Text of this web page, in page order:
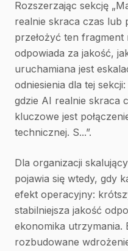
Rozszerzając sekcję
realnie skraca czas lub
przełożyć ten
odpowiada za jakość,
uruchamiana jest
odniesienia dla tej
gdzie AI realnie skraca
kluczowe jest
technicznej. S...”.
Dla organizacji
pojawia się wtedy, gdy
efekt operacyjny:
stabilniejsza jakość
ekonomika utrzymania.
rozbudowane